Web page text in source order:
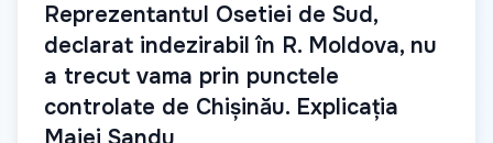
Reprezentantul Osetiei de Sud,
declarat indezirabil în R. Moldova, nu
a trecut vama prin punctele
controlate de Chișinău. Explicația